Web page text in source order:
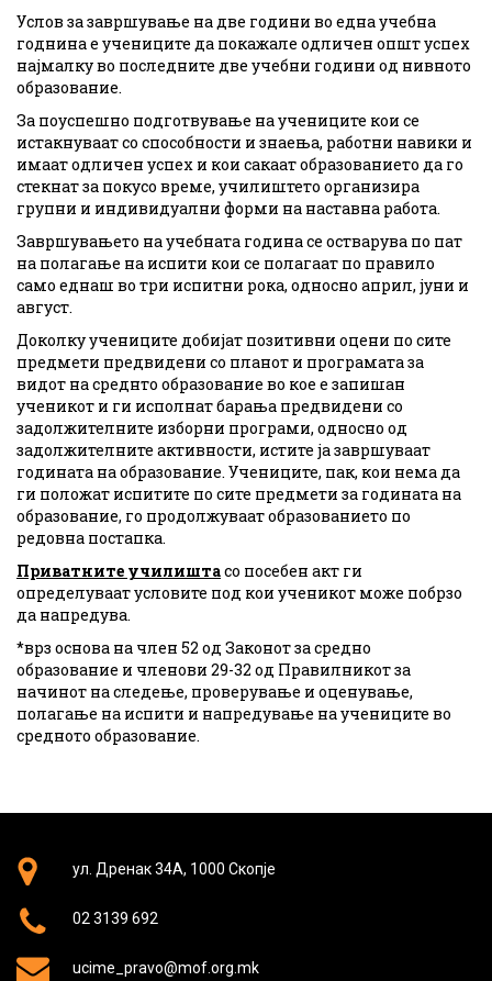
Услов за завршување на две години во една учебна
годнина е учениците да покажале одличен општ успех
најмалку во последните две учебни години од нивното
образование.
За поуспешно подготвување на учениците кои се
истакнуваат со способности и знаења, работни навики и
имаат одличен успех и кои сакаат образованието да го
стекнат за покусо време, училиштето организира
групни и индивидуални форми на наставна работа.
Завршувањето на учебната година се остварува по пат
на полагање на испити кои се полагаат по правило
само еднаш во три испитни рока, односно април, јуни и
август.
Доколку учениците добијат позитивни оцени по сите
предмети предвидени со планот и програмата за
видот на среднто образование во кое е запишан
ученикот и ги исполнат барања предвидени со
задолжителните изборни програми, односно од
задолжителните активности, истите ја завршуваат
годината на образование. Учениците, пак, кои нема да
ги положат испитите по сите предмети за годината на
образование, го продолжуваат образованието по
редовна постапка.
Приватните училиштасо посебен акт ги
определуваат условите под кои ученикот може побрзо
да напредува.
*врз основа на член 52 од Законот за средно
образование и членови 29-32 од Правилникот за
начинот на следење, проверување и оценување,
полагање на испити и напредување на учениците во
средното образование.
ул. Дренак 34А, 1000 Скопје
02 3139 692
ucime_pravo@mof.org.mk